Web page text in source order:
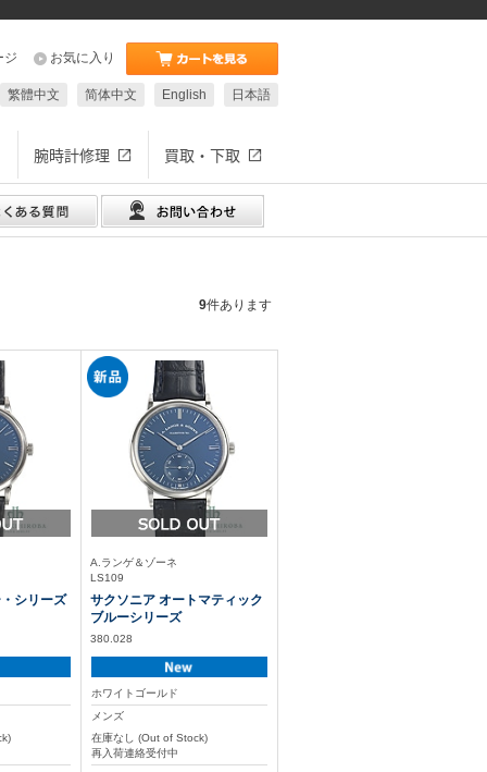
お気に入り
ジ
日本語
English
简体中文
繁體中文
腕時計修理 買取・下取
9件あります
シリーズ
A.ランゲ＆ゾーネ
LS109
サクソニア オートマティック
ブルーシリーズ
380.028
ホワイトゴールド
メンズ
在庫なし (Out of Stock)
再入荷連絡受付中